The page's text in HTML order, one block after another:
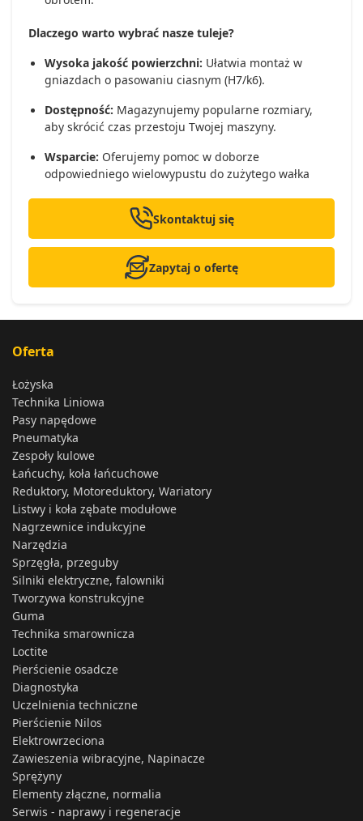
Dlaczego warto wybrać nasze tuleje?
Wysoka jakość powierzchni: Ułatwia montaż w
gniazdach o pasowaniu ciasnym (H7/k6).
Dostępność: Magazynujemy popularne rozmiary,
aby skrócić czas przestoju Twojej maszyny.
Wsparcie: Oferujemy pomoc w doborze
odpowiedniego wielowypustu do zużytego wałka
Skontaktuj się
Zapytaj o ofertę
Oferta
Łożyska
Technika Liniowa
Pasy napędowe
Pneumatyka
Zespoły kulowe
Łańcuchy, koła łańcuchowe
Reduktory, Motoreduktory, Wariatory
Listwy i koła zębate modułowe
Nagrzewnice indukcyjne
Narzędzia
Sprzęgła, przeguby
Silniki elektryczne, falowniki
Tworzywa konstrukcyjne
Guma
Technika smarownicza
Loctite
Pierścienie osadcze
Diagnostyka
Uczelnienia techniczne
Pierścienie Nilos
Elektrowrzeciona
Zawieszenia wibracyjne, Napinacze
Sprężyny
Elementy złączne, normalia
Serwis - naprawy i regeneracje